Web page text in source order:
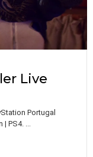
Live
Portugal
| PS4. …